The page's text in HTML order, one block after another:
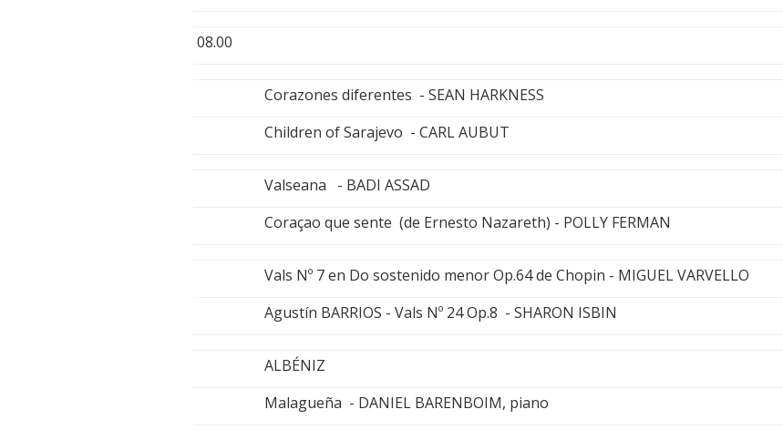
08.00
Corazones diferentes - SEAN HARKNESS
Children of Sarajevo - CARL AUBUT
Valseana - BADI ASSAD
Coraçao que sente (de Ernesto Nazareth) - POLLY FERMAN
Vals Nº 7 en Do sostenido menor Op.64 de Chopin - MIGUEL VARVELLO
Agustín BARRIOS - Vals Nº 24 Op.8 - SHARON ISBIN
ALBÉNIZ
Malagueña - DANIEL BARENBOIM, piano